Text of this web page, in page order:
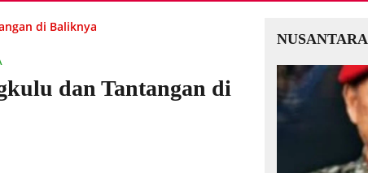
di Baliknya
dan Tantangan di
NUSANTARA